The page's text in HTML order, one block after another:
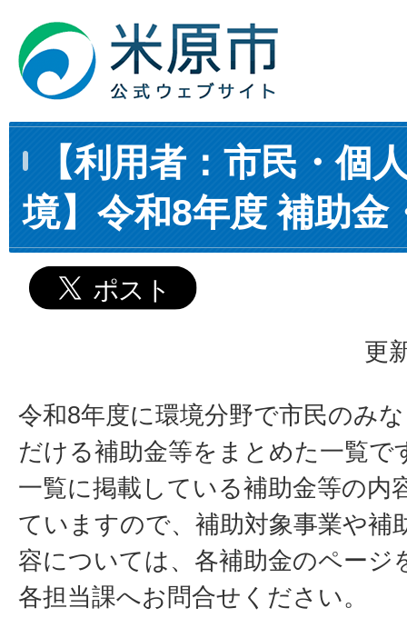
【利用者：市民・個
境】令和8年度 補助金
更
令和8年度に環境分野で市民のみ
だける補助金等をまとめた一覧で
一覧に掲載している補助金等の内
ていますので、補助対象事業や補
容については、各補助金のページ
各担当課へお問合せください。